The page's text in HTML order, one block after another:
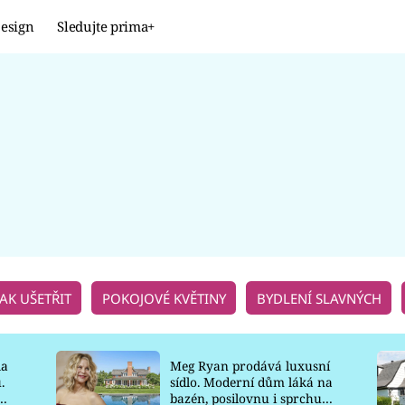
Sledujte prima+
UŠETŘIT POKOJOVÉ KVĚTINY BYDLENÍ SLAVNÝCH
Meg Ryan prodává luxusní
sídlo. Moderní dům láká na
bazén, posilovnu i sprchu